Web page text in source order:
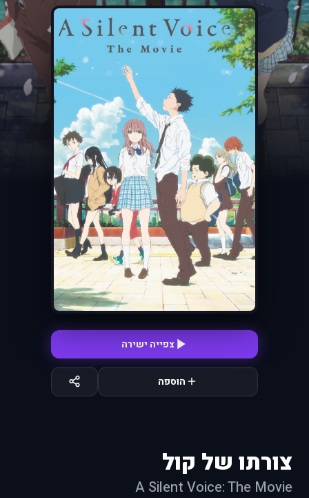
צפייה ישירה
הוספה
צורתו של קול
A Silent Voice: The Movie